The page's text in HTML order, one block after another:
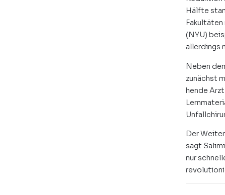
Hälfte
(NYU)
allerdings
Neben
zunächst
hende
Der
sagt
nur